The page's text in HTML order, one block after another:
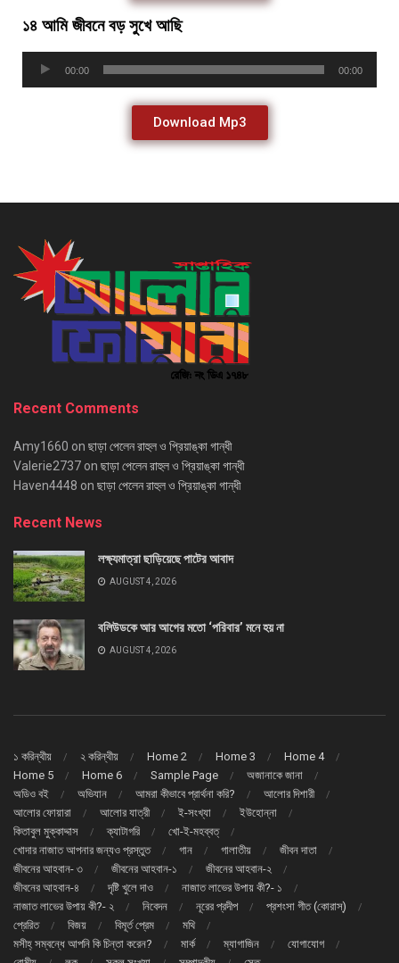
১৪ আমি জীবনে বড় সুখে আছি
00:00 00:00
Download Mp3
Recent Comments
Amy1660 on ছাড়া পেলেন রাহুল ও প্রিয়াঙ্কা গান্ধী
Valerie2737 on ছাড়া পেলেন রাহুল ও প্রিয়াঙ্কা গান্ধী
Haven4448 on ছাড়া পেলেন রাহুল ও প্রিয়াঙ্কা গান্ধী
Recent News
লক্ষ্যমাত্রা ছাড়িয়েছে পাটের আবাদ
AUGUST 4, 2026
বলিউডকে আর আগের মতো ‘পরিবার’ মনে হয় না
AUGUST 4, 2026
১ করিন্থীয় ২ করিন্থীয় Home 2 Home 3
Home 4
Home 5
Home 6 Sample Page
অজানাকে জানা
অডিও বই
অভিযান আমরা কীভাবে প্রার্থনা করি?
আলোর দিশারী
আলোর ফোয়ারা
আলোর যাত্রী ই-সংখ্যা
ইউহোন্না
কিতাবুল মুক্কাদ্দাস
ক্যাটাগরি
খো-ই-মহব্বত্
খোদার নাজাত আপনার জন্যও প্রস্তুত
গান গালাতীয়
জীবন দাতা
জীবনের আহবান- ৩
জীবনের আহবান-১
জীবনের আহবান-২
জীবনের আহবান-৪
দৃষ্টি খুলে দাও
নাজাত লাভের উপায় কী?- ১
নাজাত লাভের উপায় কী?- ২
নিবেদন নূরের প্রদীপ
প্রশংসা গীত (কোরাস্)
প্রেরিত
বিজয় বিমূর্ত প্রেম
মথি
মসীহ্ সম্বন্ধে আপনি কি চিন্তা করেন?
মার্ক ম্যাগাজিন
যোগাযোগ